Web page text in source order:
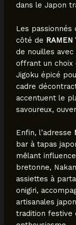
dans le Japon
Les
côté de RAMEN
de nouilles
offrant un choix
Jigoku épicé
cadre
accentuent le
savoureux,
Enfin, l’adresse
bar à tapas
mêlant
bretonne,
assiettes à
onigiri,
artisanales
tradition festive